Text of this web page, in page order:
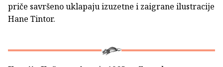
priče savršeno uklapaju izuzetne i zaigrane ilustracije
Hane Tintor.